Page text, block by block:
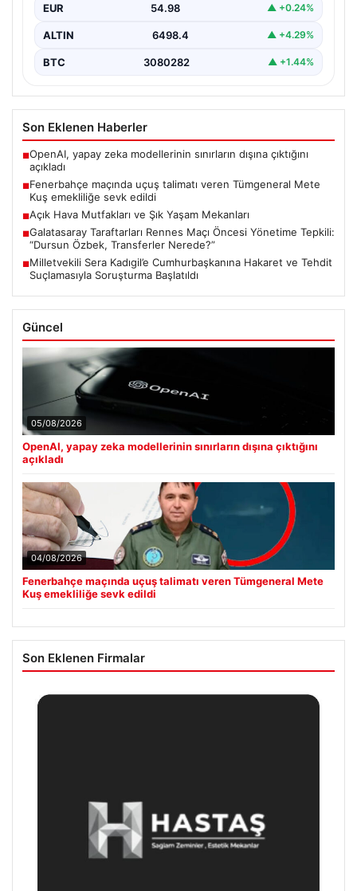
helikopterin uçuşunu…
EUR 54.98 ▲ +0.24%
ALTIN 6498.4 ▲ +4.29%
BTC 3080282 ▲ +1.44%
Son Eklenen Haberler
■OpenAI, yapay zeka modellerinin sınırların dışına çıktığını
açıkladı
■Fenerbahçe maçında uçuş talimatı veren Tümgeneral Mete
Kuş emekliliğe sevk edildi
■Açık Hava Mutfakları ve Şık Yaşam Mekanları
■Galatasaray Taraftarları Rennes Maçı Öncesi Yönetime Tepkili:
“Dursun Özbek, Transferler Nerede?”
■Milletvekili Sera Kadıgil’e Cumhurbaşkanına Hakaret ve Tehdit
Suçlamasıyla Soruşturma Başlatıldı
Güncel
05/08/2026
OpenAI, yapay zeka modellerinin sınırların dışına çıktığını
açıkladı
04/08/2026
Fenerbahçe maçında uçuş talimatı veren Tümgeneral Mete
Kuş emekliliğe sevk edildi
Son Eklenen Firmalar